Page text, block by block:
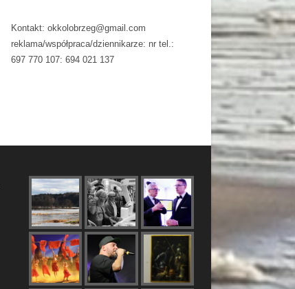
Kontakt: okkolobrzeg@gmail.com
reklama/współpraca/dziennikarze: nr tel.:
697 770 107: 694 021 137